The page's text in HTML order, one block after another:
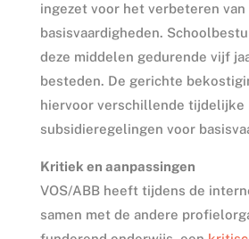
ingezet voor het verbeteren van
basisvaardigheden.
deze middelen gedurende vijf
besteden. De gerichte
hiervoor verschillende tijdelijke
subsidieregelingen voor
Kritiek en aanpassingen
VOS/ABB heeft tijdens de
samen met de andere